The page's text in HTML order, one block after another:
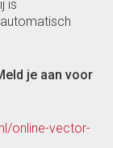
is
je aan voor
online-vector-